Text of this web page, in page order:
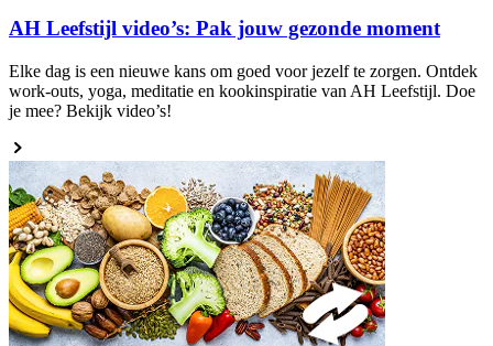
AH Leefstijl video’s: Pak jouw gezonde moment
Elke dag is een nieuwe kans om goed voor jezelf te zorgen. Ontdek
work-outs, yoga, meditatie en kookinspiratie van AH Leefstijl. Doe
je mee? Bekijk video’s!